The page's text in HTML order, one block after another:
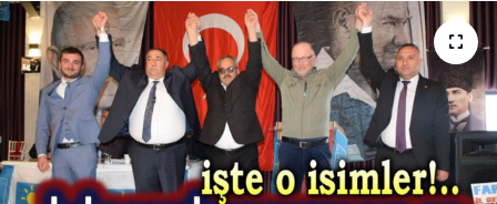
Magazin
Etkinlikler